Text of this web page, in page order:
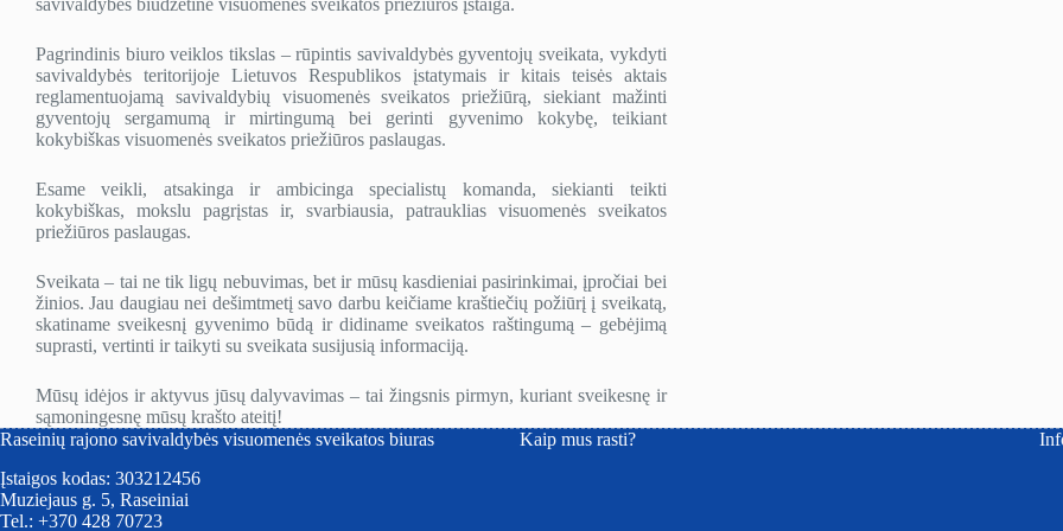
savivaldybės biudžetinė visuomenės sveikatos priežiūros įstaiga.
Pagrindinis biuro veiklos tikslas – rūpintis savivaldybės gyventojų sveikata, vykdyti
savivaldybės teritorijoje Lietuvos Respublikos įstatymais ir kitais teisės aktais
reglamentuojamą savivaldybių visuomenės sveikatos priežiūrą, siekiant mažinti
gyventojų sergamumą ir mirtingumą bei gerinti gyvenimo kokybę, teikiant
kokybiškas visuomenės sveikatos priežiūros paslaugas.
Esame veikli, atsakinga ir ambicinga specialistų komanda, siekianti teikti
kokybiškas, mokslu pagrįstas ir, svarbiausia, patrauklias visuomenės sveikatos
priežiūros paslaugas.
Sveikata – tai ne tik ligų nebuvimas, bet ir mūsų kasdieniai pasirinkimai, įpročiai bei
žinios. Jau daugiau nei dešimtmetį savo darbu keičiame kraštiečių požiūrį į sveikatą,
skatiname sveikesnį gyvenimo būdą ir didiname sveikatos raštingumą – gebėjimą
suprasti, vertinti ir taikyti su sveikata susijusią informaciją.
Mūsų idėjos ir aktyvus jūsų dalyvavimas – tai žingsnis pirmyn, kuriant sveikesnę ir
sąmoningesnę mūsų krašto ateitį!
Raseinių rajono savivaldybės visuomenės sveikatos biuras
Įstaigos kodas: 303212456
Muziejaus g. 5, Raseiniai
Tel.: +370 428 70723
Kaip mus rasti?